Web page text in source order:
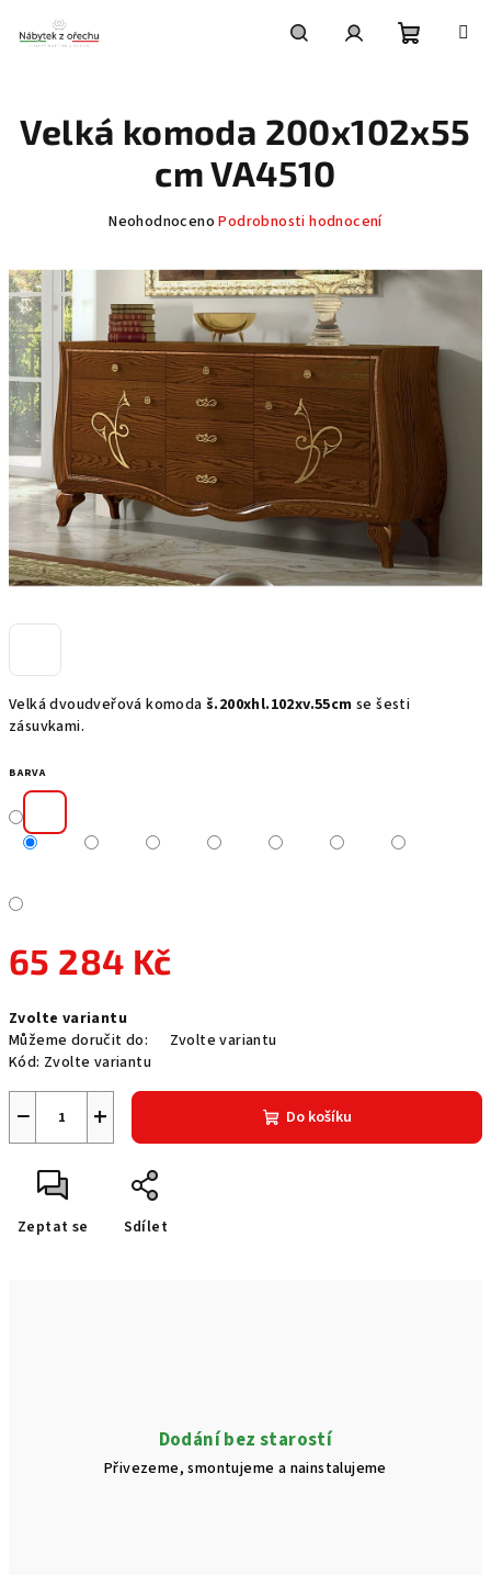
obsah
košík
Velká dvoudveřová komoda š.200xhl.102xv.55cm se šesti
zásuvkami.
BARVA
65 284 Kč
cena:
Zvolte variantu
Můžeme doručit do:
Zvolte variantu
Kód: Zvolte variantu
+
− Do košíku
Zeptat se Sdílet
Velká komoda 200x102x55
cm VA4510
Průměrné
produktu
0,0
z
5
hvězdiček.
Neohodnoceno Podrobnosti hodnocení
Dodání bez starostí
Přivezeme, smontujeme a nainstalujeme